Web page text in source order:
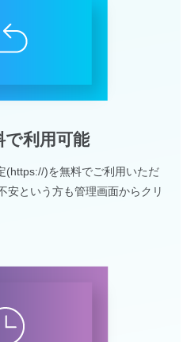
利用可能
(https://)を無料でご利用いただ
安という方も管理画面からクリ